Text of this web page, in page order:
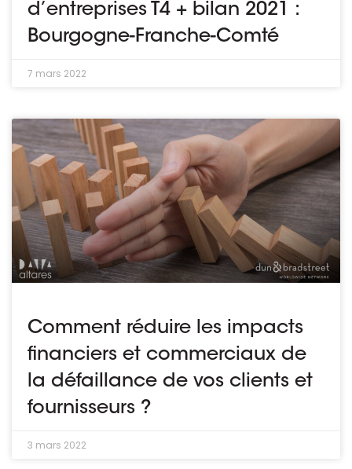
d’entreprises T4 + bilan 2021 :
Bourgogne-Franche-Comté
7 mars 2022
Comment réduire les impacts
financiers et commerciaux de
la défaillance de vos clients et
fournisseurs ?
3 mars 2022